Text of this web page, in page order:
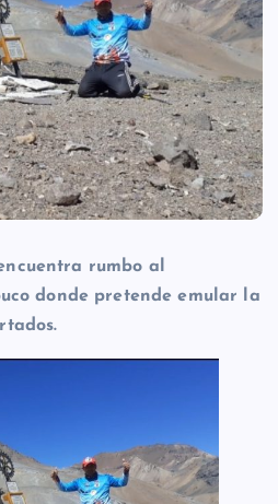
rumbo al
donde pretende emular la